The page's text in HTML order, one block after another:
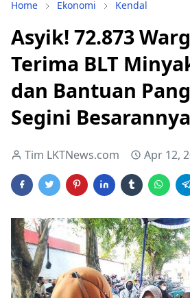
Home Ekonomi Kendal
Asyik! 72.873
Terima BLT
dan Bantuan
Segini Besarannya
Tim LKTNews.com Apr 12,